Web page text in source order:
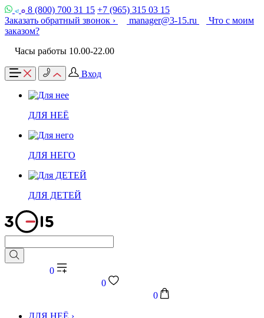
8 (800) 700 31 15 +7 (965) 315 03 15
Заказать обратный звонок ›
manager@3-15.ru
Что с моим
заказом?
Часы работы 10.00-22.00
Вход
ДЛЯ НЕЁ
ДЛЯ НЕГО
ДЛЯ ДЕТЕЙ
0
0
0
ДЛЯ НЕЁ ›